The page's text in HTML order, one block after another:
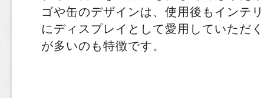
ゴや缶のデザインは、使用後もインテ
にディスプレイとして愛用していただ
が多いのも特徴です。